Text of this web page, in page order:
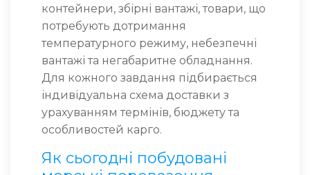
контейнери, збірні вантажі, товари, що
потребують дотримання
температурного режиму, небезпечні
вантажі та негабаритне обладнання.
Для кожного завдання підбирається
індивідуальна схема доставки з
урахуванням термінів, бюджету та
особливостей карго.
Як сьогодні побудовані